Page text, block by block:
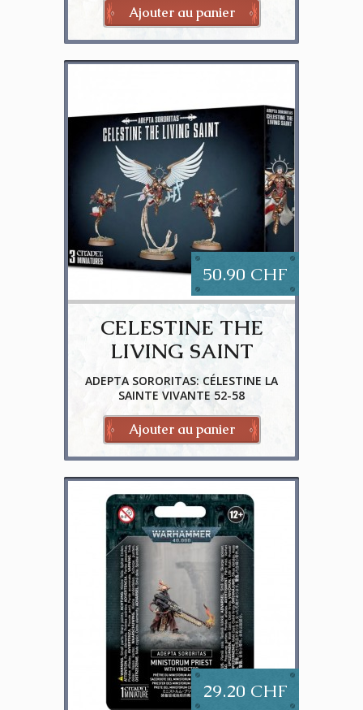
Ajouter au panier
50.90 CHF
CELESTINE THE
LIVING SAINT
ADEPTA SORORITAS: CÉLESTINE LA
SAINTE VIVANTE 52-58
Ajouter au panier
29.20 CHF